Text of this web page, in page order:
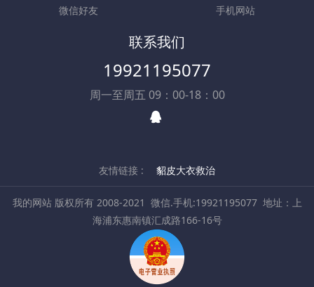
微信好友 手机网站
联系我们
19921195077
周一至周五 09：00-18：00
友情链接 : 貂皮大衣救治
我的网站 版权所有 2008-2021 微信.手机:19921195077 地址：上
海浦东惠南镇汇成路166-16号